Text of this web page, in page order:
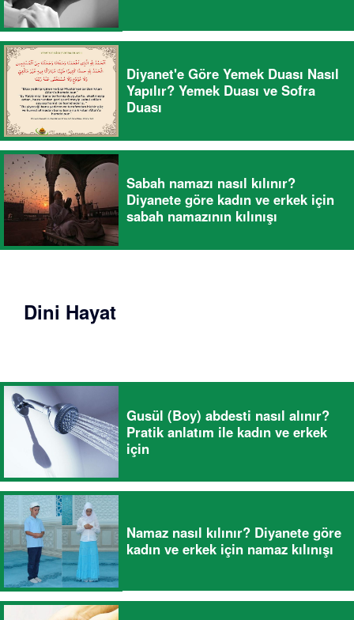
Diyanet'e Göre Yemek Duası Nasıl
Yapılır? Yemek Duası ve Sofra
Duası
Sabah namazı nasıl kılınır?
Diyanete göre kadın ve erkek için
sabah namazının kılınışı
Dini Hayat
Gusül (Boy) abdesti nasıl alınır?
Pratik anlatım ile kadın ve erkek
için
Namaz nasıl kılınır? Diyanete göre
kadın ve erkek için namaz kılınışı